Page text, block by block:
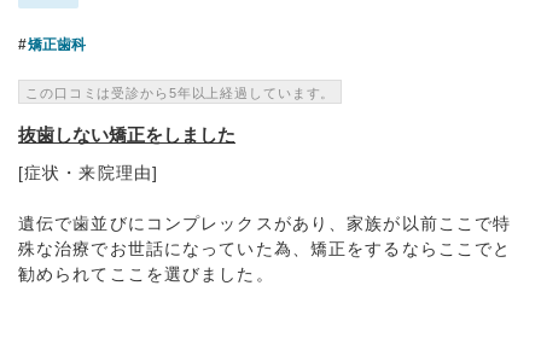
矯正歯科
この口コミは受診から5年以上経過しています。
抜歯しない矯正をしました
[症状・来院理由]
遺伝で歯並びにコンプレックスがあり、家族が以前ここで特
殊な治療でお世話になっていた為、矯正をするならここでと
勧められてここを選びました。